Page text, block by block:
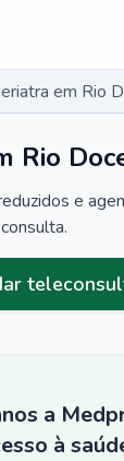
em Rio
Rio
e
consulta.
a
à